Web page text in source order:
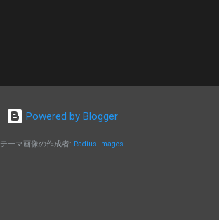
Powered by Blogger
テーマ画像の作成者: Radius Images